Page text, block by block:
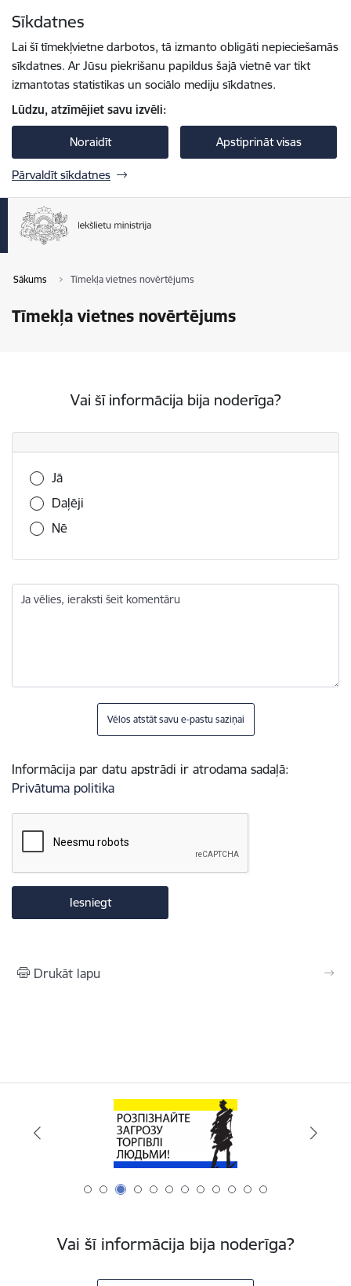
Sīkdatnes
Lai šī tīmekļvietne darbotos, tā izmanto obligāti nepieciešamās
sīkdatnes. Ar Jūsu piekrišanu papildus šajā vietnē var tikt
izmantotas statistikas un sociālo mediju sīkdatnes.
Lūdzu, atzīmējiet savu izvēli:
Noraidīt Apstiprināt visas
Pārvaldīt sīkdatnes
Sākums Tīmekļa vietnes novērtējums
Tīmekļa vietnes novērtējums
Vai šī informācija bija noderīga?
Vai šī informācija bija noderīga?
Jā
Daļēji
Nē
Ja vēlies, ieraksti šeit komentāru
Vēlos atstāt savu e-pastu saziņai
Informācija par datu apstrādi ir atrodama sadaļā:
Privātuma politika
Drukāt lapu
Vai šī informācija bija noderīga?